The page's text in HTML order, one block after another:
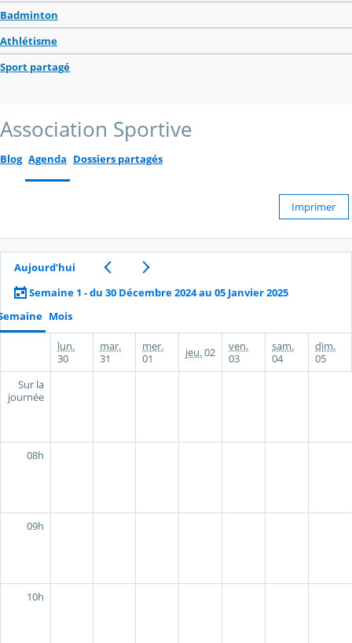
Badminton
Athlétisme
Sport partagé
Association Sportive
Blog Agenda Dossiers partagés
Imprimer
Aujourd’hui
Semaine 1 - du 30 Décembre 2024 au 05 Janvier 2025
Mois
lun.
30
mar.
31
mer.
01
jeu.02
ven.
03
sam.
04
dim.
05
Sur la
journée
08h
09h
10h